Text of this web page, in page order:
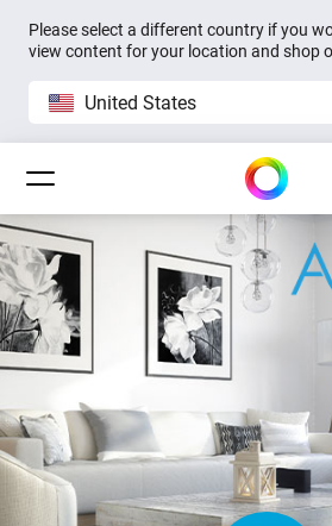
Please select a different country if you
view content for your location and shop
United States